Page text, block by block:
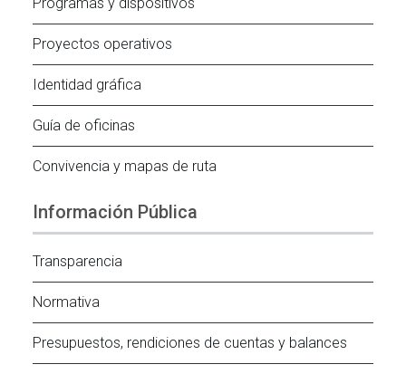
Proyectos operativos
Identidad gráfica
Guía de oficinas
Convivencia y mapas de ruta
Información Pública
Transparencia
Normativa
Presupuestos, rendiciones de cuentas y balances